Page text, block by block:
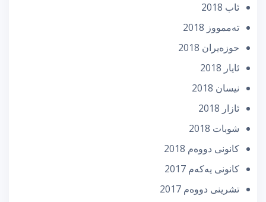
ئاب 2018
تەممووز 2018
حوزه‌یران 2018
ئایار 2018
نیسان 2018
ئازار 2018
شوبات 2018
كانونی دووه‌م 2018
كانونی یه‌كه‌م 2017
تشرینی دووه‌م 2017